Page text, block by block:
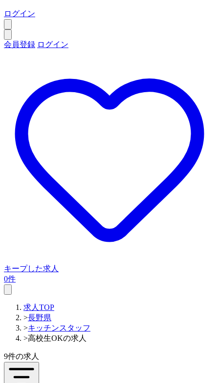
ログイン
会員登録 ログイン
キープした求人
0件
求人TOP
>長野県
>キッチンスタッフ
>高校生OKの求人
9件の求人